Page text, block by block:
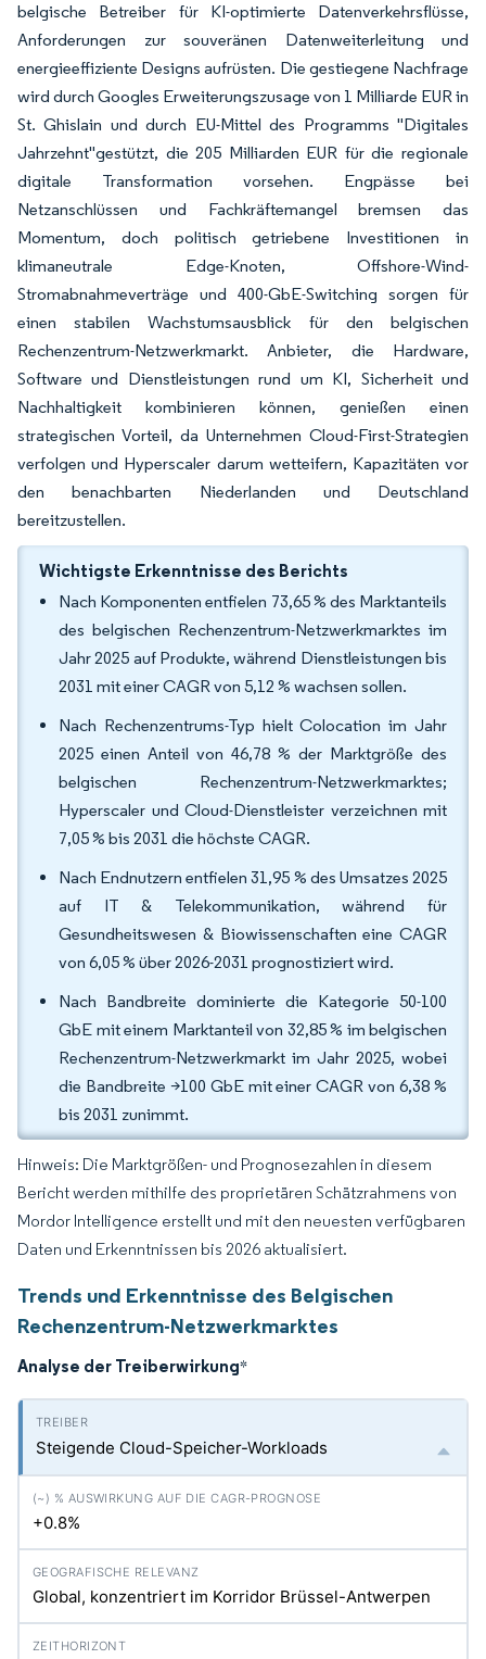
belgische Betreiber für KI-optimierte Datenverkehrsflüsse,
Anforderungen zur souveränen Datenweiterleitung und
energieeffiziente Designs aufrüsten. Die gestiegene Nachfrage
wird durch Googles Erweiterungszusage von 1 Milliarde EUR in
St. Ghislain und durch EU-Mittel des Programms "Digitales
Jahrzehnt"gestützt, die 205 Milliarden EUR für die regionale
digitale Transformation vorsehen. Engpässe bei
Netzanschlüssen und Fachkräftemangel bremsen das
Momentum, doch politisch getriebene Investitionen in
klimaneutrale Edge-Knoten, Offshore-Wind-
Stromabnahmeverträge und 400-GbE-Switching sorgen für
einen stabilen Wachstumsausblick für den belgischen
Rechenzentrum-Netzwerkmarkt. Anbieter, die Hardware,
Software und Dienstleistungen rund um KI, Sicherheit und
Nachhaltigkeit kombinieren können, genießen einen
strategischen Vorteil, da Unternehmen Cloud-First-Strategien
verfolgen und Hyperscaler darum wetteifern, Kapazitäten vor
den benachbarten Niederlanden und Deutschland
bereitzustellen.
Wichtigste Erkenntnisse des Berichts
Nach Komponenten entfielen 73,65 % des Marktanteils
des belgischen Rechenzentrum-Netzwerkmarktes im
Jahr 2025 auf Produkte, während Dienstleistungen bis
2031 mit einer CAGR von 5,12 % wachsen sollen.
Nach Rechenzentrums-Typ hielt Colocation im Jahr
2025 einen Anteil von 46,78 % der Marktgröße des
belgischen Rechenzentrum-Netzwerkmarktes;
Hyperscaler und Cloud-Dienstleister verzeichnen mit
7,05 % bis 2031 die höchste CAGR.
Nach Endnutzern entfielen 31,95 % des Umsatzes 2025
auf IT & Telekommunikation, während für
Gesundheitswesen & Biowissenschaften eine CAGR
von 6,05 % über 2026-2031 prognostiziert wird.
Nach Bandbreite dominierte die Kategorie 50-100
GbE mit einem Marktanteil von 32,85 % im belgischen
Rechenzentrum-Netzwerkmarkt im Jahr 2025, wobei
die Bandbreite >100 GbE mit einer CAGR von 6,38 %
bis 2031 zunimmt.
Hinweis: Die Marktgrößen- und Prognosezahlen in diesem
Bericht werden mithilfe des proprietären Schätzrahmens von
Mordor Intelligence erstellt und mit den neuesten verfügbaren
Daten und Erkenntnissen bis 2026 aktualisiert.
Trends und Erkenntnisse des Belgischen
Rechenzentrum-Netzwerkmarktes
Analyse der Treiberwirkung*
Steigende Cloud-Speicher-Workloads
+0.8%
Global, konzentriert im Korridor Brüssel-Antwerpen